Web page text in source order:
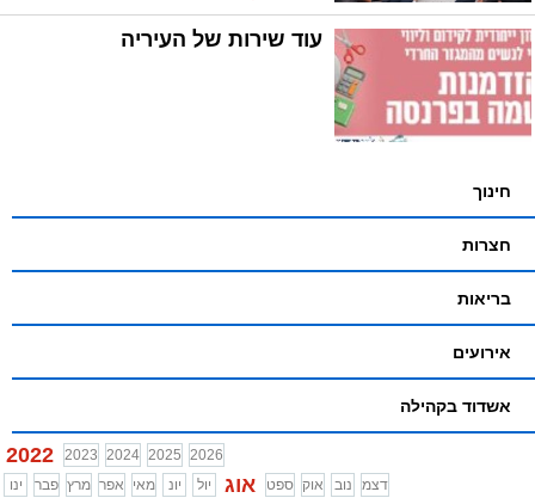
עוד שירות של העיריה
חינוך
חצרות
בריאות
אירועים
אשדוד בקהילה
2022 2023 2024 2025 2026
ינו
פבר מרץ אפר מאי יונ יול אוג ספט אוק נוב
דצמ